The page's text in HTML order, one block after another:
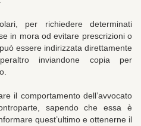
per richiedere determinati
in mora od evitare prescrizioni o
essere indirizzata direttamente
inviandone copia per
il comportamento dell’avvocato
sapendo che essa è
quest’ultimo e ottenerne il